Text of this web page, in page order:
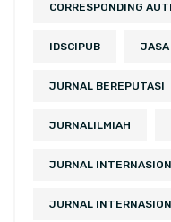
CORRESPONDING
IDSCIPUB JASA
JURNAL BEREPUTASI
JURNALILMIAH
JURNAL
JURNAL